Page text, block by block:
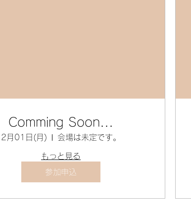
Comming Soon...
2月01日(月) 会場は未定です。
もっと見る
参加申込